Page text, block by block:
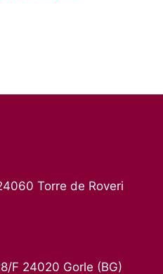
Torre de Roveri
F 24020 Gorle (BG)